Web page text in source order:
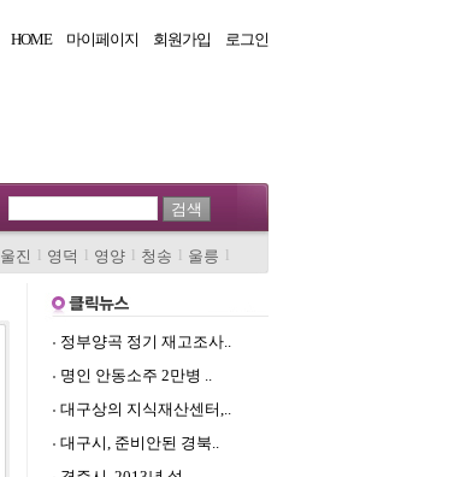
HOME 마이페이지 회원가입 로그인
울진 l 영덕 l 영양 l 청송 l 울릉 l
정부양곡 정기 재고조사..
명인 안동소주 2만병 ..
대구상의 지식재산센터,..
대구시, 준비안된 경북..